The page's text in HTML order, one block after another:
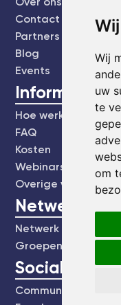
Wij
uw
te
om
Contact
Partners
Blog
Events
Informatie
Hoe werkt het?
FAQ
Kosten
Webinars's
Overige video's
Netwerk
Netwerk
Groepen
Social
Community